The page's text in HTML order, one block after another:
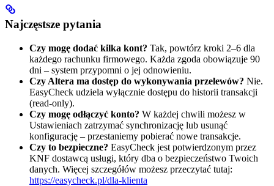
Najczęstsze pytania
Czy mogę dodać kilka kont? Tak, powtórz kroki 2–6 dla
każdego rachunku firmowego. Każda zgoda obowiązuje 90
dni – system przypomni o jej odnowieniu.
Czy Altera ma dostęp do wykonywania przelewów? Nie.
EasyCheck udziela wyłącznie dostępu do historii transakcji
(read-only).
Czy mogę odłączyć konto? W każdej chwili możesz w
Ustawieniach zatrzymać synchronizację lub usunąć
konfigurację – przestaniemy pobierać nowe transakcje.
Czy to bezpieczne? EasyCheck jest potwierdzonym przez
KNF dostawcą usługi, który dba o bezpieczeństwo Twoich
danych. Więcej szczegółów możesz przeczytać tutaj:
https://easycheck.pl/dla-klienta